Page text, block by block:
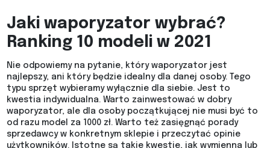
Jaki waporyzator wybrać?
Ranking 10 modeli w 2021
Nie odpowiemy na pytanie, który waporyzator jest
najlepszy, ani który będzie idealny dla danej osoby. Tego
typu sprzęt wybieramy wyłącznie dla siebie. Jest to
kwestia indywidualna. Warto zainwestować w dobry
waporyzator, ale dla osoby początkującej nie musi być to
od razu model za 1000 zł. Warto też zasięgnąć porady
sprzedawcy w konkretnym sklepie i przeczytać opinie
użytkowników. Istotne są takie kwestie, jak wymienna lub